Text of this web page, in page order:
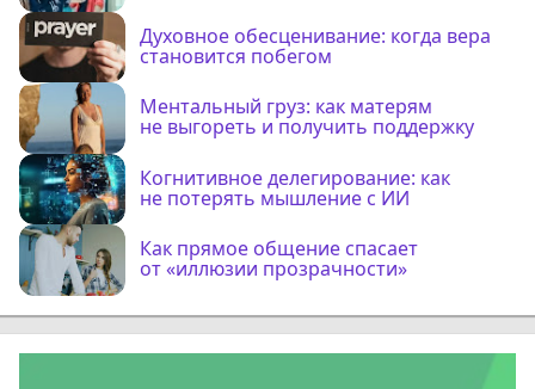
Духовное обесценивание: когда вера
становится побегом
Ментальный груз: как матерям
не выгореть и получить поддержку
Когнитивное делегирование: как
не потерять мышление с ИИ
Как прямое общение спасает
от «иллюзии прозрачности»